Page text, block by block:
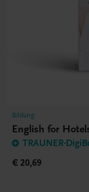
Bildung
English for
TRAUNER-
€ 20,69